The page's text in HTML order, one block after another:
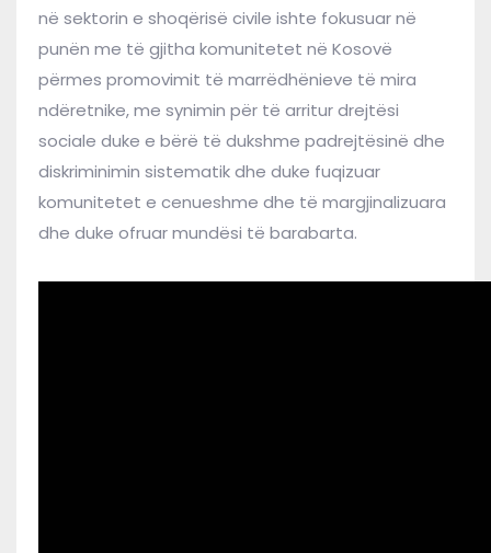
në sektorin e shoqërisë civile ishte fokusuar në
punën me të gjitha komunitetet në Kosovë
përmes promovimit të marrëdhënieve të mira
ndëretnike, me synimin për të arritur drejtësi
sociale duke e bërë të dukshme padrejtësinë dhe
diskriminimin sistematik dhe duke fuqizuar
komunitetet e cenueshme dhe të margjinalizuara
dhe duke ofruar mundësi të barabarta.